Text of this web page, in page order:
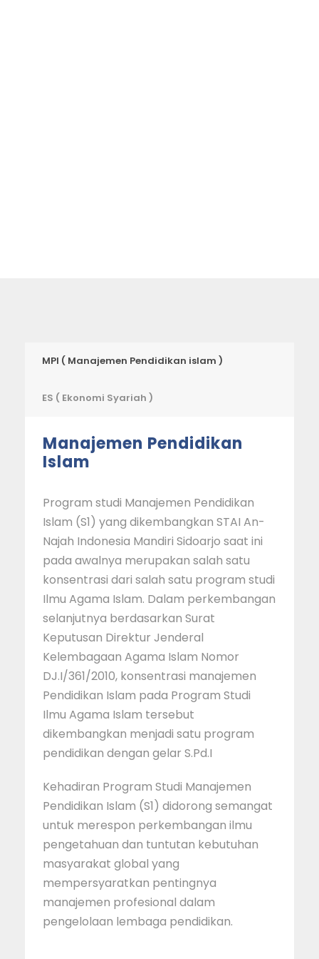
MPI ( Manajemen Pendidikan islam )
ES ( Ekonomi Syariah )
Manajemen Pendidikan
Islam
Program studi Manajemen Pendidikan
Islam (S1) yang dikembangkan STAI An-
Najah Indonesia Mandiri Sidoarjo saat ini
pada awalnya merupakan salah satu
konsentrasi dari salah satu program studi
Ilmu Agama Islam. Dalam perkembangan
selanjutnya berdasarkan Surat
Keputusan Direktur Jenderal
Kelembagaan Agama Islam Nomor
DJ.I/361/2010, konsentrasi manajemen
Pendidikan Islam pada Program Studi
Ilmu Agama Islam tersebut
dikembangkan menjadi satu program
pendidikan dengan gelar S.Pd.I
Kehadiran Program Studi Manajemen
Pendidikan Islam (S1) didorong semangat
untuk merespon perkembangan ilmu
pengetahuan dan tuntutan kebutuhan
masyarakat global yang
mempersyaratkan pentingnya
manajemen profesional dalam
pengelolaan lembaga pendidikan.